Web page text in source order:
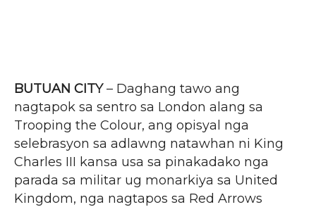
BUTUAN CITY– Daghang tawo ang
nagtapok sa sentro sa London alang sa
Trooping the Colour, ang opisyal nga
selebrasyon sa adlawng natawhan ni King
Charles III kansa usa sa pinakadako nga
parada sa militar ug monarkiya sa United
Kingdom, nga nagtapos sa Red Arrows